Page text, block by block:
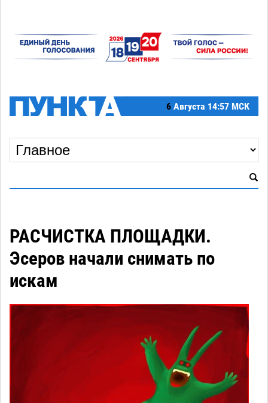
6 Августа 14:57 МСК
РАСЧИСТКА ПЛОЩАДКИ.
Эсеров начали снимать по
искам